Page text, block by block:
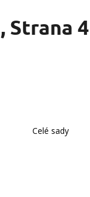
, Strana 4
Celé sady
HLEDAT